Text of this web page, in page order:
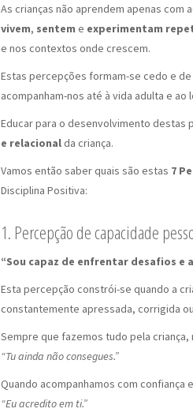
As crianças não aprendem apenas
vivem, sentem e experimentam
e nos contextos onde crescem.
Estas percepções formam-se cedo e
acompanham-nos até à vida adulta e ao
Educar para o desenvolvimento destas
e relacionalda criança.
Vamos então saber quais são estas 7
Disciplina Positiva:
1. Percepção de capacidade
“Sou capaz de enfrentar desafios e
Esta percepção constrói-se quando a
constantemente apressada, corrigida
Sempre que fazemos tudo pela
“Tu ainda não consegues.”
Quando acompanhamos com confiança
“Eu acredito em ti.”